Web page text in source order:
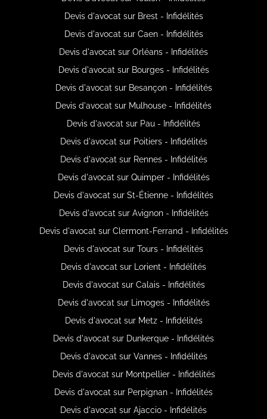
Devis d'avocat sur Brest - Infidélités
Devis d'avocat sur Caen - Infidélités
Devis d'avocat sur Orléans - Infidélités
Devis d'avocat sur Bourges - Infidélités
Devis d'avocat sur Besançon - Infidélités
Devis d'avocat sur Mulhouse - Infidélités
Devis d'avocat sur Pau - Infidélités
Devis d'avocat sur Poitiers - Infidélités
Devis d'avocat sur Rennes - Infidélités
Devis d'avocat sur Quimper - Infidélités
Devis d'avocat sur St-Étienne - Infidélités
Devis d'avocat sur Avignon - Infidélités
Devis d'avocat sur Clermont-Ferrand - Infidélités
Devis d'avocat sur Tours - Infidélités
Devis d'avocat sur Lorient - Infidélités
Devis d'avocat sur Calais - Infidélités
Devis d'avocat sur Limoges - Infidélités
Devis d'avocat sur Metz - Infidélités
Devis d'avocat sur Dunkerque - Infidélités
Devis d'avocat sur Vannes - Infidélités
Devis d'avocat sur Montpellier - Infidélités
Devis d'avocat sur Perpignan - Infidélités
Devis d'avocat sur Ajaccio - Infidélités